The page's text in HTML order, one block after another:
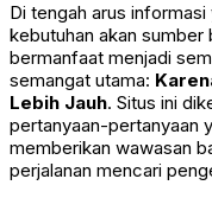
Di tengah arus
kebutuhan akan sumber
bermanfaat menjadi
semangat utama:
Lebih Jauh. Situs ini
pertanyaan-pertanyaan
memberikan wawasan
perjalanan mencari